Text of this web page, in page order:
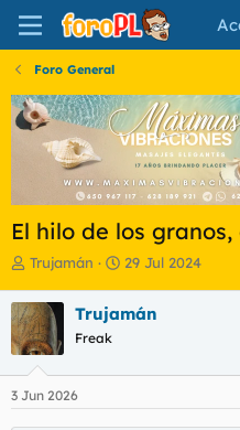
Foro General
El hilo de los
I
i
c
i
a
d
o
Trujamán
F
h
e
29 Jul 2024
Trujamán
Freak
3 Jun 2026